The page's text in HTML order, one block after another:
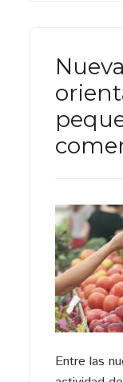
Entre las